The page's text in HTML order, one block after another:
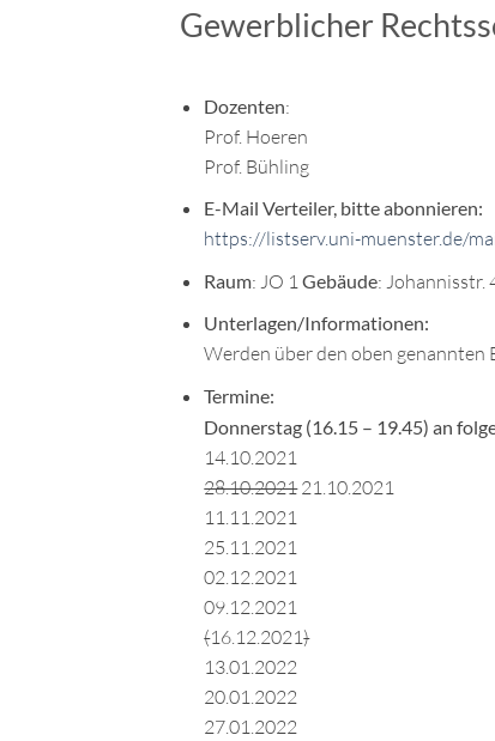
Gewerblicher
Dozenten:
Prof. Hoeren
Prof. Bühling
E-Mail Verteiler, bitte abonnieren:
https://listserv.uni-muenster.de/
Raum: JO 1Gebäude: Johannisstr.
Unterlagen/Informationen:
Werden über den oben genannten
Termine:
Donnerstag (16.15 – 19.45) an
14.10.2021
28.10.202121.10.2021
11.11.2021
25.11.2021
02.12.2021
09.12.2021
(16.12.2021)
13.01.2022
20.01.2022
27.01.2022